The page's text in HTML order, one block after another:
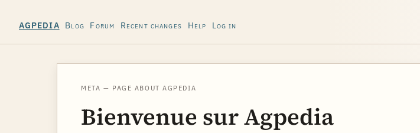
AGPEDIA Blog Forum Recent changes Help Log in
META — PAGE ABOUT AGPEDIA
Bienvenue sur Agpedia